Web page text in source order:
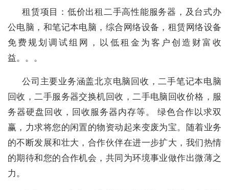
租赁项目：低价出租二手高性能服务器，及台式办
公电脑，和笔记本电脑，综合网络设备，租赁网络设备
免费规划调试组网，以低租金为客户创造财富收
益。。。
公司主要业务涵盖北京电脑回收，二手笔记本电脑
回收，二手服务器交换机回收，二手电脑回收价格，服
务器硬盘回收，回收服务器内存等。 绿色合作以求双
赢，力求将您的闲置的物资动起来变废为宝。随着业务
的不断发展和壮大，合作伙伴在进一步扩大，我们热情
的期待和您的合作机会，共同为环境事业做作出微薄之
力。